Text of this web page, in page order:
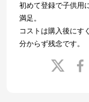
初めて登録で子供用
満足。
コストは購入後にす
分からず残念です。